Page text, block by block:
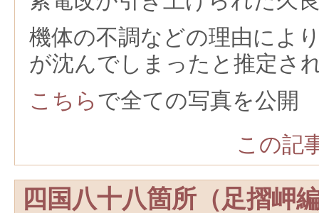
機体の不調などの理由によ
が沈んでしまったと推定さ
こちら で全ての写真を公開
この記
四国八十八箇所（足摺岬